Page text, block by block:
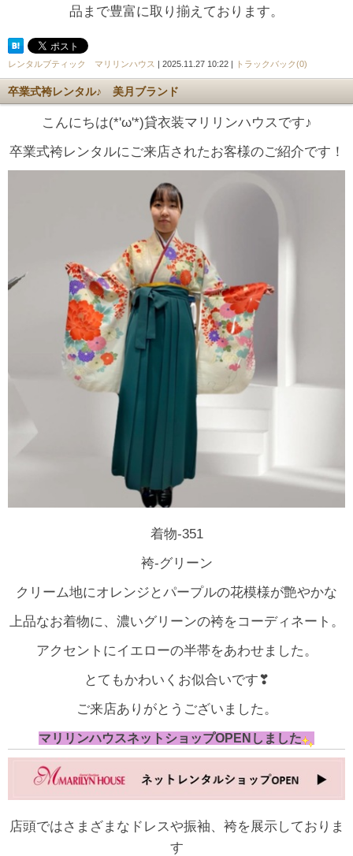
品まで豊富に取り揃えております。
レンタルブティック マリリンハウス | 2025.11.27 10:22 | トラックバック(0)
卒業式袴レンタル♪ 美月ブランド
こんにちは(*'ω'*)貸衣装マリリンハウスです♪
卒業式袴レンタルにご来店されたお客様のご紹介です！
着物-351
袴-グリーン
クリーム地にオレンジとパープルの花模様が艶やかな
上品なお着物に、濃いグリーンの袴をコーディネート。
アクセントにイエローの半帯をあわせました。
とてもかわいくお似合いです❣
ご来店ありがとうございました。
マリリンハウスネットショップOPENしました
店頭ではさまざまなドレスや振袖、袴を展示しておりま
す